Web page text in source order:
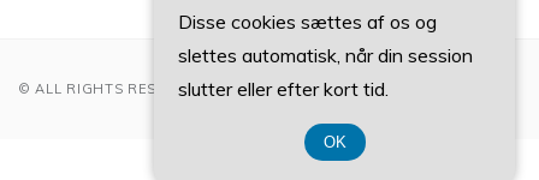
© ALL RIGHTS RESERVED 2022
Disse cookies sættes af os og
slettes automatisk, når din session
slutter eller efter kort tid.
OK